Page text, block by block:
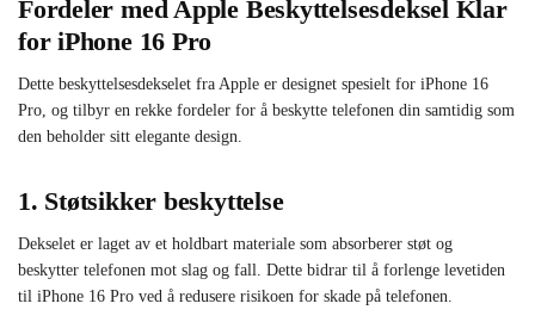
Fordeler med Apple Beskyttelsesdeksel Klar
for iPhone 16 Pro
Dette beskyttelsesdekselet fra Apple er designet spesielt for iPhone 16
Pro, og tilbyr en rekke fordeler for å beskytte telefonen din samtidig som
den beholder sitt elegante design.
1. Støtsikker beskyttelse
Dekselet er laget av et holdbart materiale som absorberer støt og
beskytter telefonen mot slag og fall. Dette bidrar til å forlenge levetiden
til iPhone 16 Pro ved å redusere risikoen for skade på telefonen.